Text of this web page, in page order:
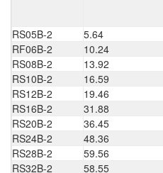
RS05B-2 5.64
RF06B-2
10.24
RS08B-2
13.92
RS10B-2
16.59
RS12B-2
19.46
RS16B-2
31.88
RS20B-2
36.45
RS24B-2
48.36
RS28B-2
59.56
RS32B-2
58.55